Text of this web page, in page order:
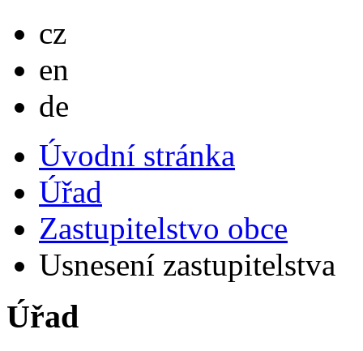
cz
en
de
Úvodní stránka
Úřad
Zastupitelstvo obce
Usnesení zastupitelstva
Úřad